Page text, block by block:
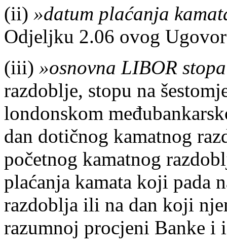
(ii) »datum plaćanja
Odjeljku 2.06 ovog
(iii) »osnovna LIBOR
razdoblje, stopu na
londonskom
dan dotičnog kamatnog
početnog kamatnog
plaćanja kamata koji pada
razdoblja ili na dan koji
razumnoj procjeni Banke i